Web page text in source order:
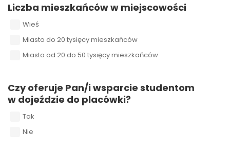
Liczba mieszkańców w miejscowości
Wieś
Miasto do 20 tysięcy mieszkańców
Miasto od 20 do 50 tysięcy mieszkańców
Czy oferuje Pan/i wsparcie studentom
w dojeździe do placówki?
Tak
Nie